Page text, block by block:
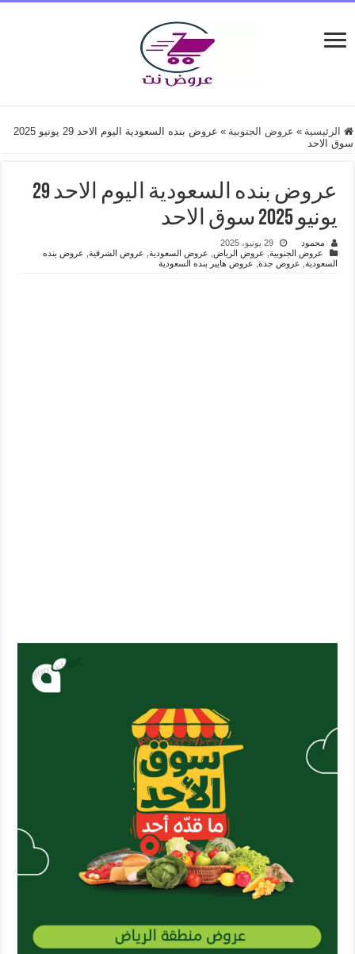
الرئيسية » عروض الجنوبية »
عروض بنده السعودية اليوم الاحد 29 يونيو 2025
سوق الاحد
عروض بنده السعودية اليوم الاحد 29
يونيو 2025 سوق الاحد
محمود
29 يونيو، 2025
عروض الجنوبية, عروض الرياض, عروض السعودية, عروض الشرقية, عروض بنده
السعودية, عروض جدة, عروض هايبر بنده السعودية